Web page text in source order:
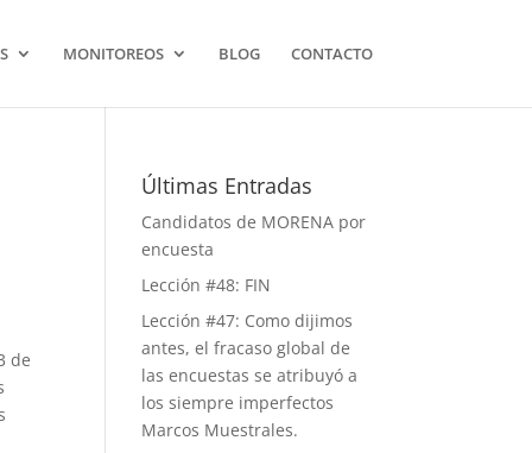
MONITOREOS BLOG CONTACTO
de
Últimas Entradas
Candidatos de MORENA por
encuesta
Lección #48: FIN
Lección #47: Como dijimos
antes, el fracaso global de
las encuestas se atribuyó a
los siempre imperfectos
Marcos Muestrales.